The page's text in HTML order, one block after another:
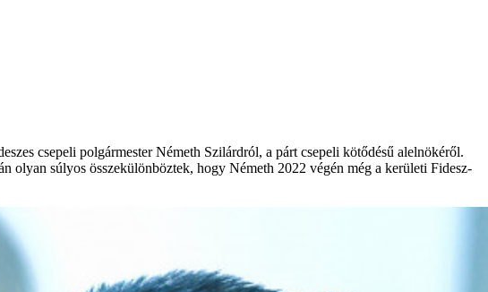
csepeli polgármester Németh Szilárdról, a párt csepeli kötődésű alelnökéről.
olyan súlyos összekülönböztek, hogy Németh 2022 végén még a kerületi Fidesz-